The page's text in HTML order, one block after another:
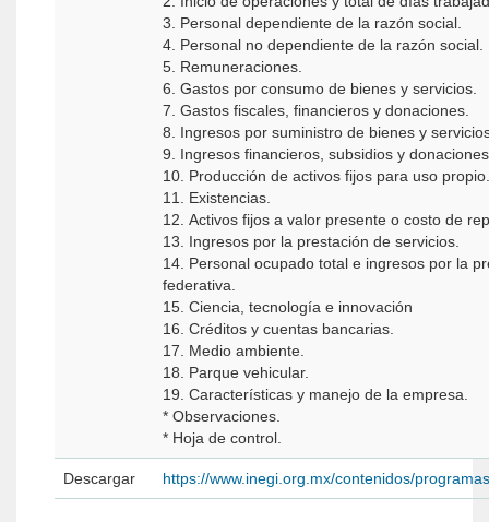
3. Personal dependiente de la razón social.
4. Personal no dependiente de la razón social.
5. Remuneraciones.
6. Gastos por consumo de bienes y servicios.
7. Gastos fiscales, financieros y donaciones.
8. Ingresos por suministro de bienes y
9. Ingresos financieros, subsidios y
10. Producción de activos fijos para uso propio.
11. Existencias.
12. Activos fijos a valor presente o costo de
13. Ingresos por la prestación de servicios.
14. Personal ocupado total e ingresos por la
federativa.
15. Ciencia, tecnología e innovación
16. Créditos y cuentas bancarias.
17. Medio ambiente.
18. Parque vehicular.
19. Características y manejo de la empresa.
* Observaciones.
* Hoja de control.
Descargar https://www.inegi.org.mx/contenidos/